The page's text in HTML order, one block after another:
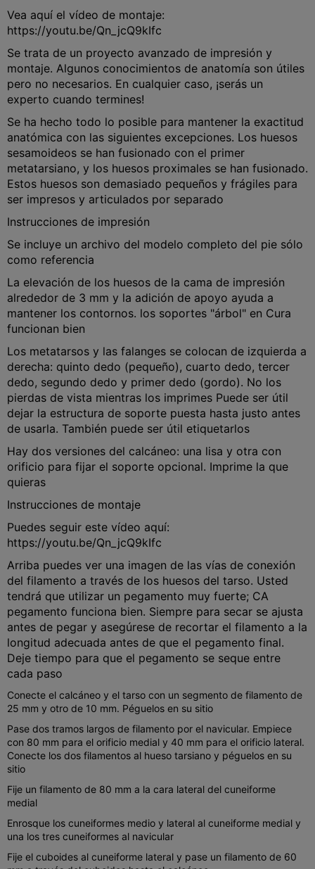
Vea aquí el vídeo de montaje:
https://youtu.be/Qn_jcQ9kIfc
Se trata de un proyecto avanzado de impresión y
montaje. Algunos conocimientos de anatomía son útiles
pero no necesarios. En cualquier caso, ¡serás un
experto cuando termines!
Se ha hecho todo lo posible para mantener la exactitud
anatómica con las siguientes excepciones. Los huesos
sesamoideos se han fusionado con el primer
metatarsiano, y los huesos proximales se han fusionado.
Estos huesos son demasiado pequeños y frágiles para
ser impresos y articulados por separado
Instrucciones de impresión
Se incluye un archivo del modelo completo del pie sólo
como referencia
La elevación de los huesos de la cama de impresión
alrededor de 3 mm y la adición de apoyo ayuda a
mantener los contornos. los soportes "árbol" en Cura
funcionan bien
Los metatarsos y las falanges se colocan de izquierda a
derecha: quinto dedo (pequeño), cuarto dedo, tercer
dedo, segundo dedo y primer dedo (gordo). No los
pierdas de vista mientras los imprimes Puede ser útil
dejar la estructura de soporte puesta hasta justo antes
de usarla. También puede ser útil etiquetarlos
Hay dos versiones del calcáneo: una lisa y otra con
orificio para fijar el soporte opcional. Imprime la que
quieras
Instrucciones de montaje
Puedes seguir este vídeo aquí:
https://youtu.be/Qn_jcQ9kIfc
Arriba puedes ver una imagen de las vías de conexión
del filamento a través de los huesos del tarso. Usted
tendrá que utilizar un pegamento muy fuerte; CA
pegamento funciona bien. Siempre para secar se ajusta
antes de pegar y asegúrese de recortar el filamento a la
longitud adecuada antes de que el pegamento final.
Deje tiempo para que el pegamento se seque entre
cada paso
Conecte el calcáneo y el tarso con un segmento de filamento de
25 mm y otro de 10 mm. Péguelos en su sitio
Pase dos tramos largos de filamento por el navicular. Empiece
con 80 mm para el orificio medial y 40 mm para el orificio lateral.
Conecte los dos filamentos al hueso tarsiano y péguelos en su
sitio
Fije un filamento de 80 mm a la cara lateral del cuneiforme
medial
Enrosque los cuneiformes medio y lateral al cuneiforme medial y
una los tres cuneiformes al navicular
Fije el cuboides al cuneiforme lateral y pase un filamento de 60